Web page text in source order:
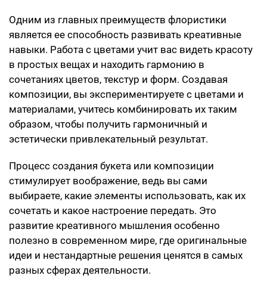
Одним из главных преимуществ флористики
является ее способность развивать креативные
навыки. Работа с цветами учит вас видеть красоту
в простых вещах и находить гармонию в
сочетаниях цветов, текстур и форм. Создавая
композиции, вы экспериментируете с цветами и
материалами, учитесь комбинировать их таким
образом, чтобы получить гармоничный и
эстетически привлекательный результат.
Процесс создания букета или композиции
стимулирует воображение, ведь вы сами
выбираете, какие элементы использовать, как их
сочетать и какое настроение передать. Это
развитие креативного мышления особенно
полезно в современном мире, где оригинальные
идеи и нестандартные решения ценятся в самых
разных сферах деятельности.